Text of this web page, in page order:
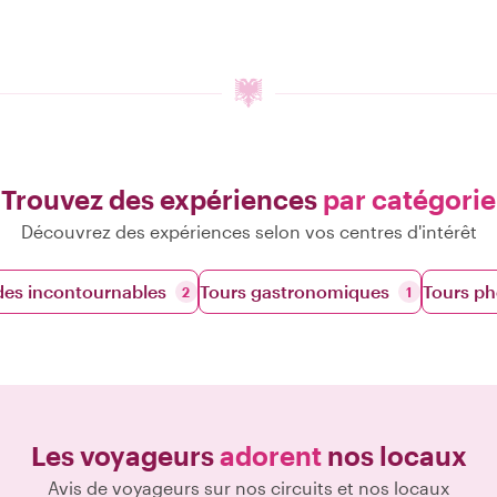
Trouvez des expériences par catégorie
Découvrez des expériences selon vos centres d'intérêt
incontournables 2 Tours gastronomiques 1 Tours
Les voyageursadorentnos locaux
Avis de voyageurs sur nos circuits et nos locaux